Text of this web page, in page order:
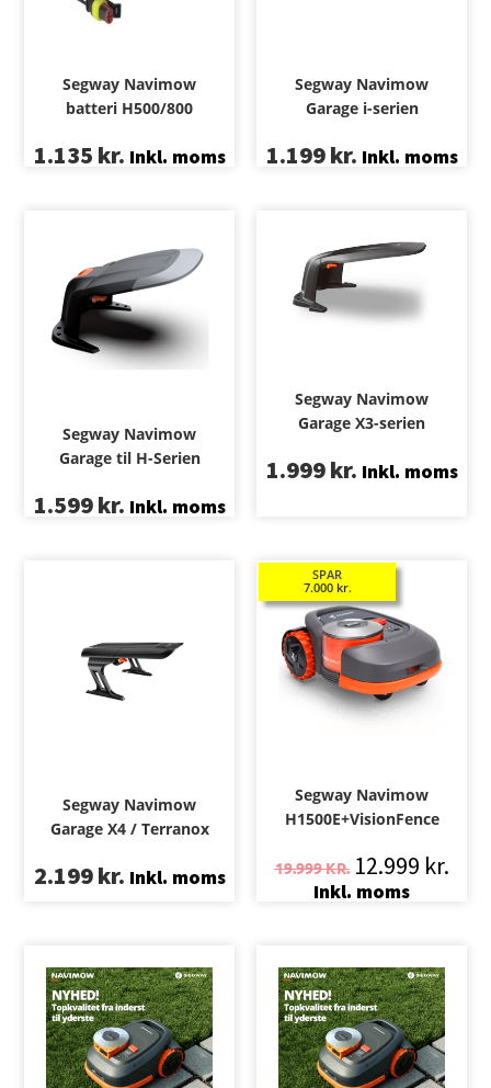
Segway Navimow
batteri H500/800
1.135 kr. Inkl. moms
Segway Navimow
Garage i-serien
1.199kr. Inkl. moms
Segway Navimow
Garage til H-Serien
1.599kr. Inkl. moms
Segway Navimow
Garage X3-serien
1.999kr. Inkl. moms
Segway Navimow
Garage X4 / Terranox
2.199kr. Inkl. moms
SPAR
7.000 kr.
Segway Navimow
H1500E+VisionFence
19.999KR. 12.999 kr.
Inkl. moms